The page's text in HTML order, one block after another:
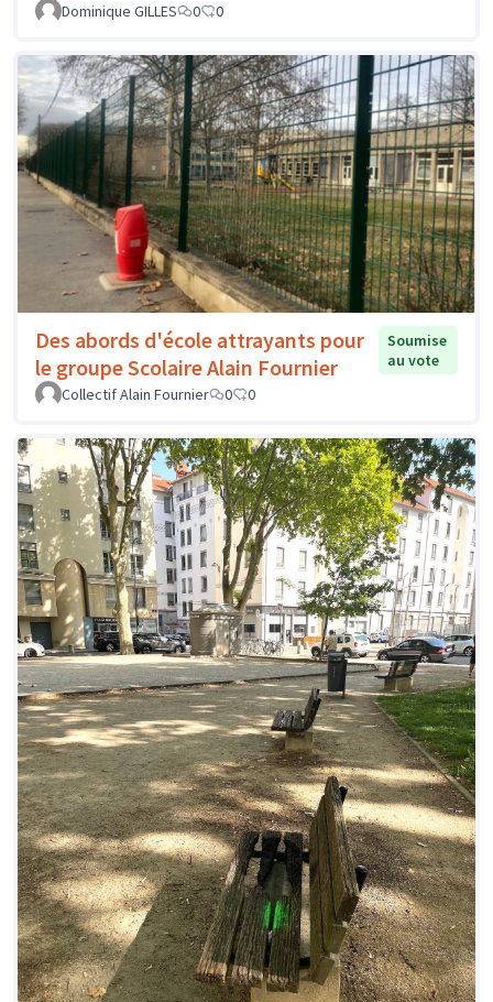
Dominique GILLES
0 0
Des abords d'école attrayants pour
le groupe Scolaire Alain Fournier
Soumise
au vote
Collectif Alain Fournier
0 0